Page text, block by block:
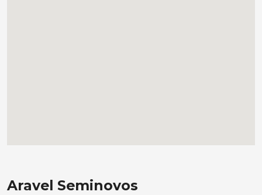
Aravel Seminovos